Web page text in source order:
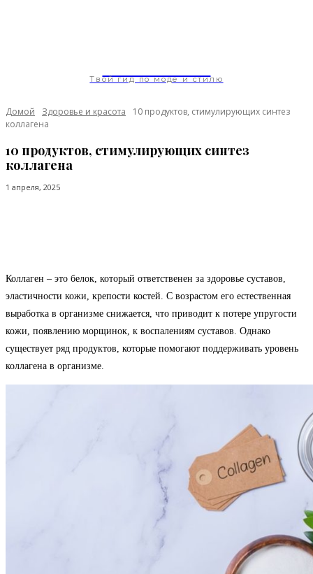
Твой гид по моде и стилю
Домой Здоровье и красота
10 продуктов, стимулирующих синтез
коллагена
10 продуктов, стимулирующих синтез
коллагена
1 апреля, 2025
Коллаген – это белок, который ответственен за здоровье суставов,
эластичности кожи, крепости костей. С возрастом его естественная
выработка в организме снижается, что приводит к потере упругости
кожи, появлению морщинок, к воспалениям суставов. Однако
существует ряд продуктов, которые помогают поддерживать уровень
коллагена в организме.